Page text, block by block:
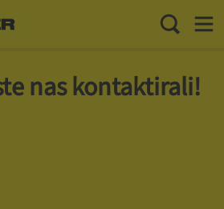
Preklopi
nas kontaktirali!